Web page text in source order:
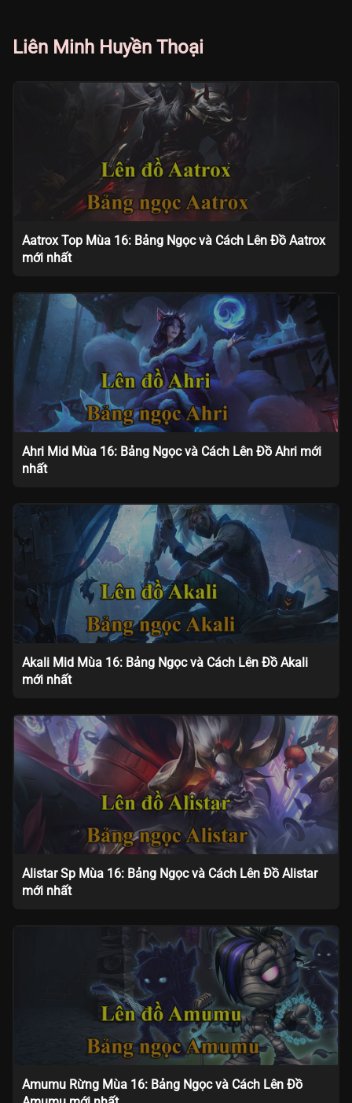
Liên Minh Huyền Thoại
Aatrox Top Mùa 16: Bảng Ngọc và Cách Lên Đồ Aatrox
mới nhất
Ahri Mid Mùa 16: Bảng Ngọc và Cách Lên Đồ Ahri mới
nhất
Akali Mid Mùa 16: Bảng Ngọc và Cách Lên Đồ Akali
mới nhất
Alistar Sp Mùa 16: Bảng Ngọc và Cách Lên Đồ Alistar
mới nhất
Amumu Rừng Mùa 16: Bảng Ngọc và Cách Lên Đồ